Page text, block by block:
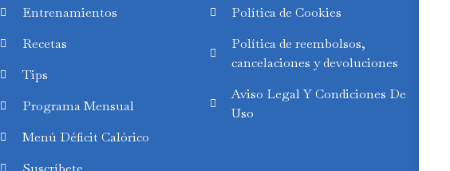
Entrenamientos
Recetas
Tips
Programa Mensual
Menú Déficit Calórico
Política de Cookies
Política de reembolsos,
cancelaciones y devoluciones
Aviso Legal Y Condiciones De
Uso
Finnish